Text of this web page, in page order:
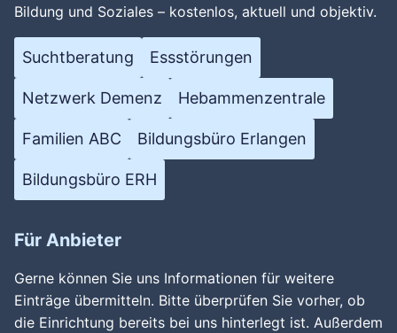
Bildung und Soziales – kostenlos, aktuell und objektiv.
Suchtberatung Essstörungen
Netzwerk Demenz Hebammenzentrale
Familien ABC Bildungsbüro Erlangen
Bildungsbüro ERH
Für Anbieter
Gerne können Sie uns Informationen für weitere
Einträge übermitteln. Bitte überprüfen Sie vorher, ob
die Einrichtung bereits bei uns hinterlegt ist. Außerdem